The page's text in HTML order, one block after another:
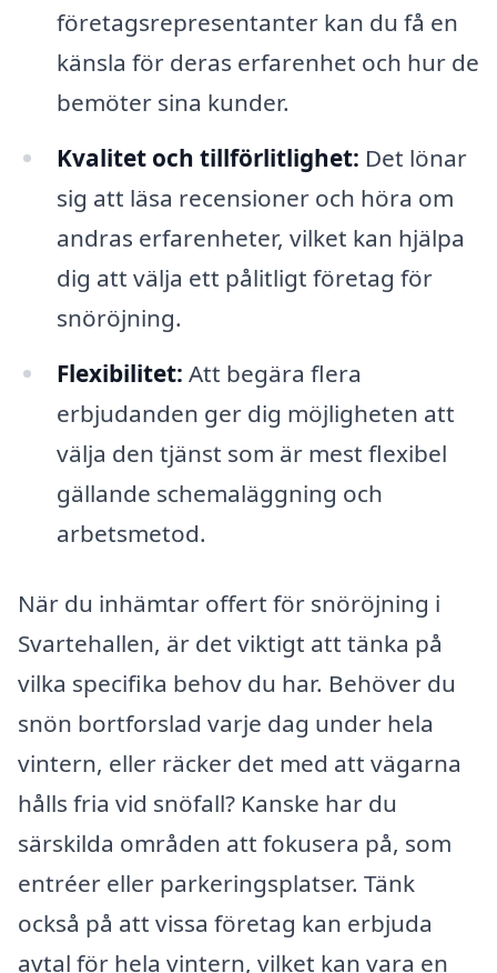
företagsrepresentanter kan du få en
känsla för deras erfarenhet och hur de
bemöter sina kunder.
Kvalitet och tillförlitlighet: Det lönar
sig att läsa recensioner och höra om
andras erfarenheter, vilket kan hjälpa
dig att välja ett pålitligt företag för
snöröjning.
Flexibilitet: Att begära flera
erbjudanden ger dig möjligheten att
välja den tjänst som är mest flexibel
gällande schemaläggning och
arbetsmetod.
När du inhämtar offert för snöröjning i
Svartehallen, är det viktigt att tänka på
vilka specifika behov du har. Behöver du
snön bortforslad varje dag under hela
vintern, eller räcker det med att vägarna
hålls fria vid snöfall? Kanske har du
särskilda områden att fokusera på, som
entréer eller parkeringsplatser. Tänk
också på att vissa företag kan erbjuda
avtal för hela vintern, vilket kan vara en